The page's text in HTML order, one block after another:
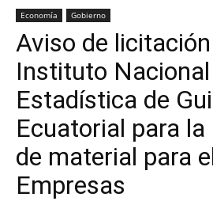
Economía Gobierno
Aviso de
Instituto
Estadística de
Ecuatorial para
de material para
Empresas